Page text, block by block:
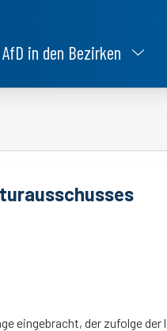
AfD in den Bezirken
eingebracht, der zufolge